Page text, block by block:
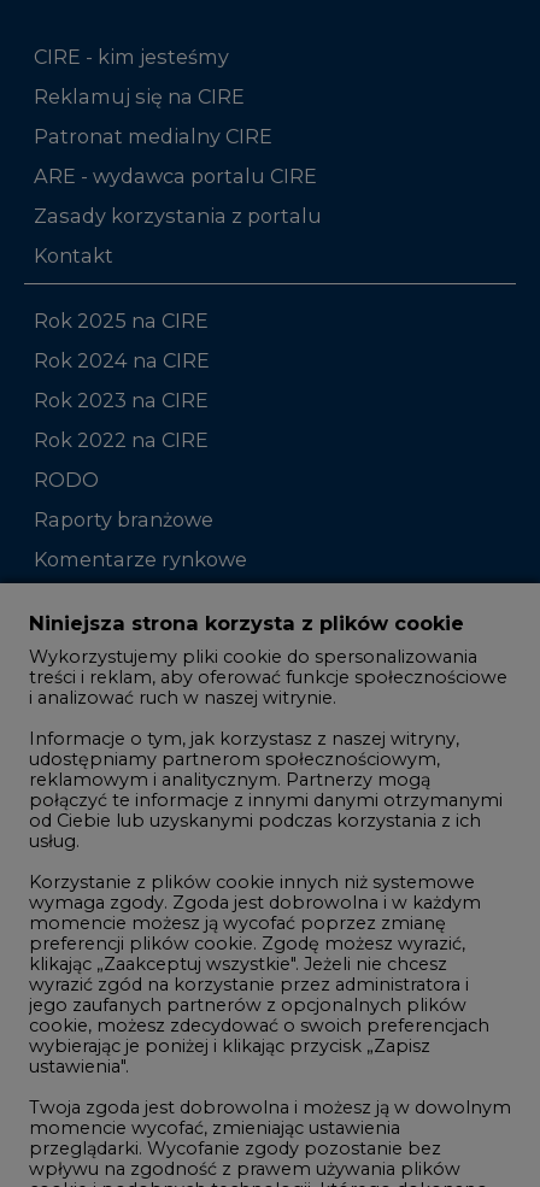
CIRE - kim jesteśmy
Reklamuj się na CIRE
Patronat medialny CIRE
ARE - wydawca portalu CIRE
Zasady korzystania z portalu
Kontakt
Rok 2025 na CIRE
Rok 2024 na CIRE
Rok 2023 na CIRE
Rok 2022 na CIRE
RODO
Raporty branżowe
Komentarze rynkowe
Zmiany kadrowe na rynku
Studio CIRE
Rozmowy o energetyce
Gospodarka
Geopolityka
LTE450
Innowacje i AI
Telekomunikacja i IT
Handel emisjami CO2
Wodór
Górnictwo
Atom
Niniejsza strona korzysta z plików cookie
Wykorzystujemy pliki cookie do spersonalizowania
treści i reklam, aby oferować funkcje społecznościowe
i analizować ruch w naszej witrynie.
Informacje o tym, jak korzystasz z naszej witryny,
udostępniamy partnerom społecznościowym,
reklamowym i analitycznym. Partnerzy mogą
połączyć te informacje z innymi danymi otrzymanymi
od Ciebie lub uzyskanymi podczas korzystania z ich
usług.
Korzystanie z plików cookie innych niż systemowe
wymaga zgody. Zgoda jest dobrowolna i w każdym
momencie możesz ją wycofać poprzez zmianę
preferencji plików cookie. Zgodę możesz wyrazić,
klikając „Zaakceptuj wszystkie". Jeżeli nie chcesz
wyrazić zgód na korzystanie przez administratora i
jego zaufanych partnerów z opcjonalnych plików
cookie, możesz zdecydować o swoich preferencjach
wybierając je poniżej i klikając przycisk „Zapisz
ustawienia".
Twoja zgoda jest dobrowolna i możesz ją w dowolnym
momencie wycofać, zmieniając ustawienia
przeglądarki. Wycofanie zgody pozostanie bez
wpływu na zgodność z prawem używania plików